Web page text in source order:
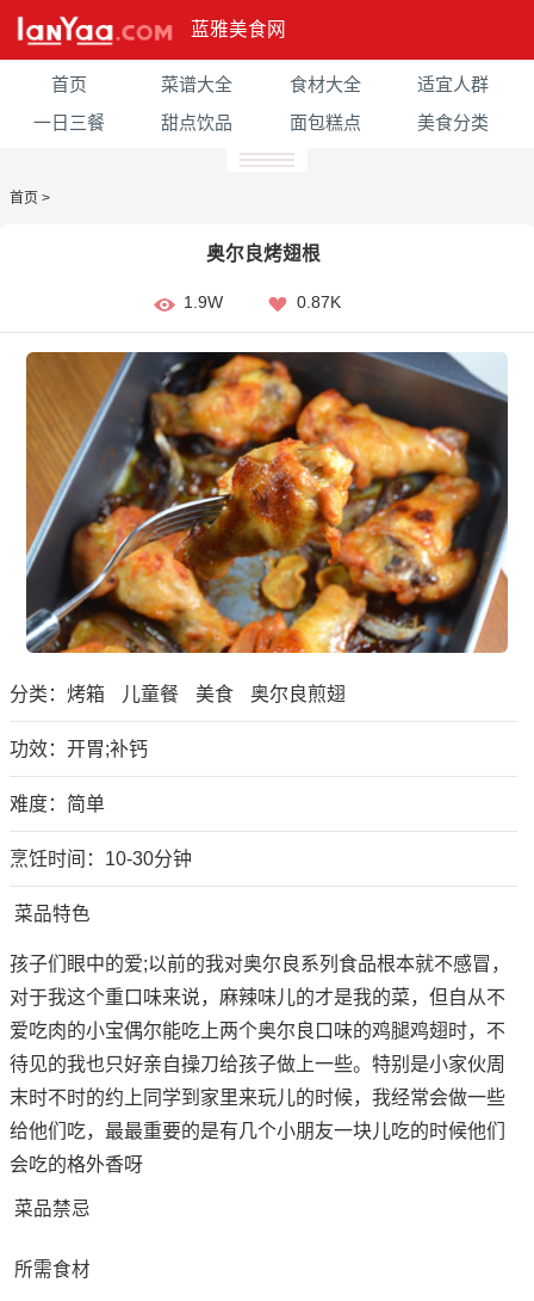
蓝雅美食网
首页 菜谱大全 食材大全
适宜人群
一日三餐
甜点饮品 面包糕点 美食分类
首页 >
奥尔良烤翅根
1.9W 0.87K
分类： 烤箱 儿童餐 美食 奥尔良煎翅
功效：开胃;补钙
难度：简单
烹饪时间：10-30分钟
菜品特色
孩子们眼中的爱;以前的我对奥尔良系列食品根本就不感冒，
对于我这个重口味来说，麻辣味儿的才是我的菜，但自从不
爱吃肉的小宝偶尔能吃上两个奥尔良口味的鸡腿鸡翅时，不
待见的我也只好亲自操刀给孩子做上一些。特别是小家伙周
末时不时的约上同学到家里来玩儿的时候，我经常会做一些
给他们吃，最最重要的是有几个小朋友一块儿吃的时候他们
会吃的格外香呀
菜品禁忌
所需食材